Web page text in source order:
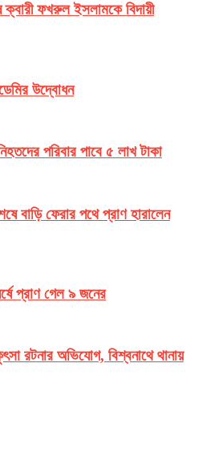
ফখরুল ইসলামকে বিদায়ী
উদ্বোধন
পরিবার পাবে ৫ লাখ টাকা
বাড়ি ফেরার পথে প্রাণ হারালেন
প্রাণ গেল ৯ জনের
রটনার অভিযোগ, বিশ্বনাথে থানায়